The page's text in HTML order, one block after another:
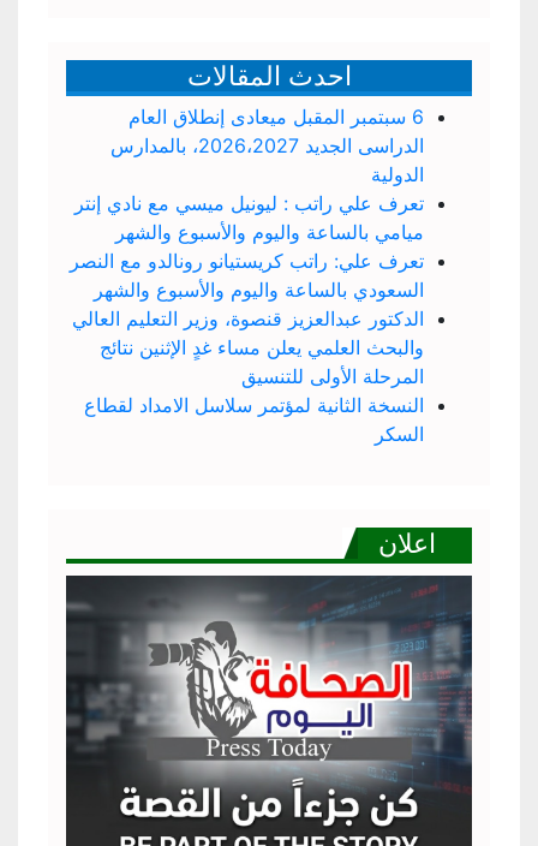
احدث المقالات
6 سبتمبر المقبل ميعادى إنطلاق العام
الدراسى الجديد 2026،2027، بالمدارس
الدولية
تعرف علي راتب : ليونيل ميسي مع نادي إنتر
ميامي بالساعة واليوم والأسبوع والشهر
تعرف علي: راتب كريستيانو رونالدو مع النصر
السعودي بالساعة واليوم والأسبوع والشهر
الدكتور عبدالعزيز قنصوة، وزير التعليم العالي
والبحث العلمي يعلن مساء غدٍ الإثنين نتائج
المرحلة الأولى للتنسيق
النسخة الثانية لمؤتمر سلاسل الامداد لقطاع
السكر
اعلان